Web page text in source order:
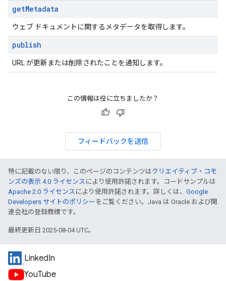
getMetadata
ウェブ ドキュメントに関するメタデータを取得します。
publish
URL が更新または削除されたことを通知します。
この情報は役に立ちましたか？
フィードバックを送信
特に記載のない限り、このページのコンテンツはクリエイティブ・コモ
ンズの表示 4.0 ライセンス により使用許諾されます。コードサンプルは
Apache 2.0 ライセンス により使用許諾されます。詳しくは、 Google
Developers サイトのポリシー をご覧ください。Java は Oracle および関
連会社の登録商標です。
最終更新日 2025-08-04 UTC。
LinkedIn
YouTube